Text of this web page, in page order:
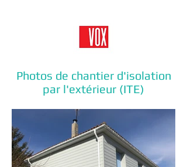
Photos de chantier d'isolation
par l'extérieur (ITE)